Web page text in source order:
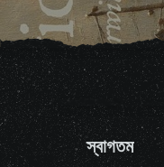
স্বাগতম